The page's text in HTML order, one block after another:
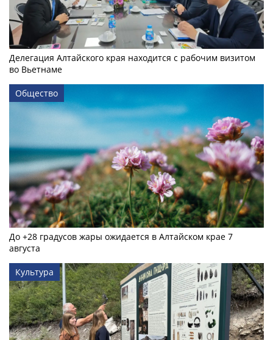
Делегация Алтайского края находится с рабочим визитом
во Вьетнаме
Общество
До +28 градусов жары ожидается в Алтайском крае 7
августа
Культура